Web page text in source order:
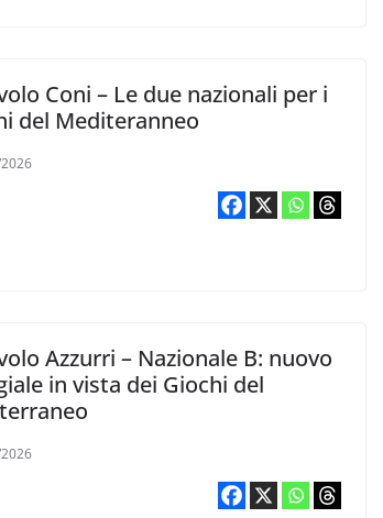
Coni – Le due nazionali per i
del Mediteranneo
Azzurri – Nazionale B: nuovo
in vista dei Giochi del